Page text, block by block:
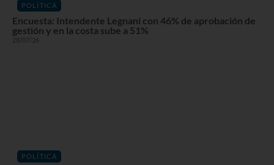
POLÍTICA
Encuesta: Intendente Legnani con 46% de aprobación de
gestión y en la costa sube a 51%
28/07/26
POLÍTICA